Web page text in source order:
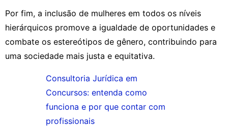
Por fim, a inclusão de mulheres em todos os níveis
hierárquicos promove a igualdade de oportunidades e
combate os estereótipos de gênero, contribuindo para
uma sociedade mais justa e equitativa.
Consultoria Jurídica em
Concursos: entenda como
funciona e por que contar com
profissionais